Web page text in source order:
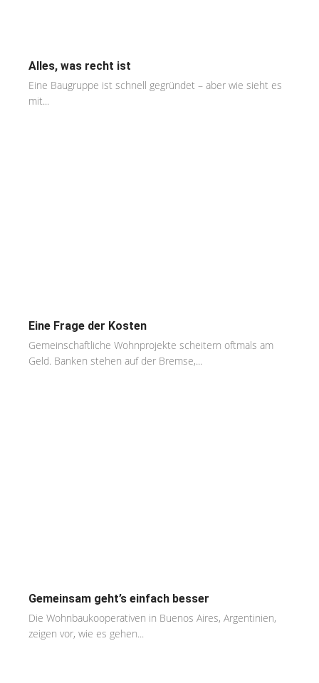
Alles, was recht ist
Eine Baugruppe ist schnell gegründet – aber wie sieht es
mit...
Eine Frage der Kosten
Gemeinschaftliche Wohnprojekte scheitern oftmals am
Geld. Banken stehen auf der Bremse,...
Gemeinsam geht’s einfach besser
Die Wohnbaukooperativen in Buenos Aires, Argentinien,
zeigen vor, wie es gehen...